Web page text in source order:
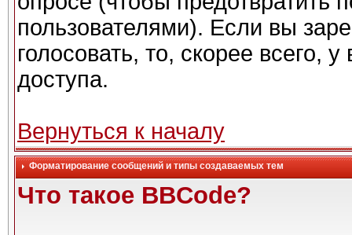
пользователями). Если вы
голосовать, то, скорее всего,
доступа.
Вернуться к началу
Форматирование сообщений и типы создаваемых тем
Что такое BBCode?